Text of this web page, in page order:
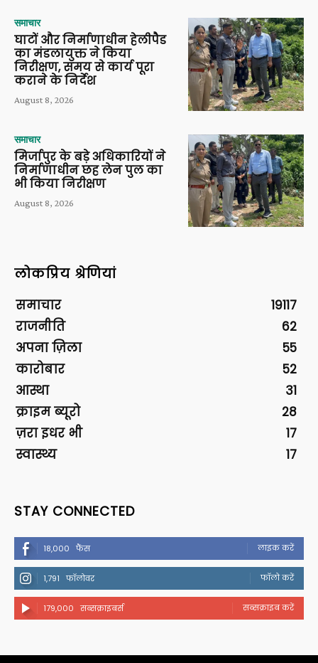
समाचार
घाटों और निर्माणाधीन हेलीपैड
का मंडलायुक्त ने किया
निरीक्षण, समय से कार्य पूरा
कराने के निर्देश
August 8, 2026
समाचार
मिर्जापुर के बड़े अधिकारियों ने
निर्माणाधीन छह लेन पुल का
भी किया निरीक्षण
August 8, 2026
लोकप्रिय श्रेणियां
समाचार
19117
राजनीति
62
अपना ज़िला
55
कारोबार
52
आस्था
31
क्राइम ब्यूरो
28
ज़रा इधर भी
17
स्वास्थ्य
17
STAY CONNECTED
18,000 फैंस लाइक करें
1,791 फॉलोवर फॉलो करें
179,000 सब्सक्राइबर्स सब्सक्राइब करें